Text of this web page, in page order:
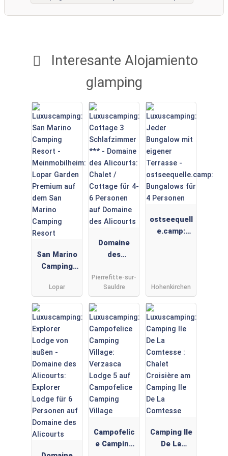
Interesante Alojamiento
glamping
San Marino
Camping
Meinmobilh
eim: Lopar
Premium
auf dem
San Marino
Camping
Resort
Lopar
Domaine
des
Chalet /
Cottage für
4-6
Personen
auf
Domaine
Pierrefitte-sur-
Sauldre
ostseequell
e.camp:
Hohenkirchen
Campofelic
e Camping
Camping Ile
De La